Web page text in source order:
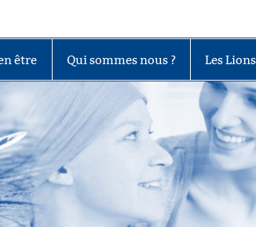
être Qui sommes nous ? Les